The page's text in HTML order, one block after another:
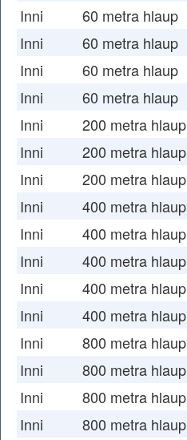
Inni
60 metra hlaup
Inni
60 metra hlaup
Inni
60 metra hlaup
Inni
60 metra hlaup
Inni
200 metra hlaup
Inni
200 metra hlaup
Inni
200 metra hlaup
Inni
400 metra hlaup
Inni
400 metra hlaup
Inni
400 metra hlaup
Inni
400 metra hlaup
Inni
400 metra hlaup
Inni
800 metra hlaup
Inni
800 metra hlaup
Inni
800 metra hlaup
Inni
800 metra hlaup